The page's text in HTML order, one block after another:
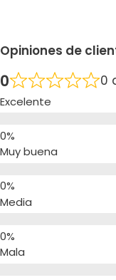
Opiniones de
0 0
Excelente
Muy buena
Media
Mala